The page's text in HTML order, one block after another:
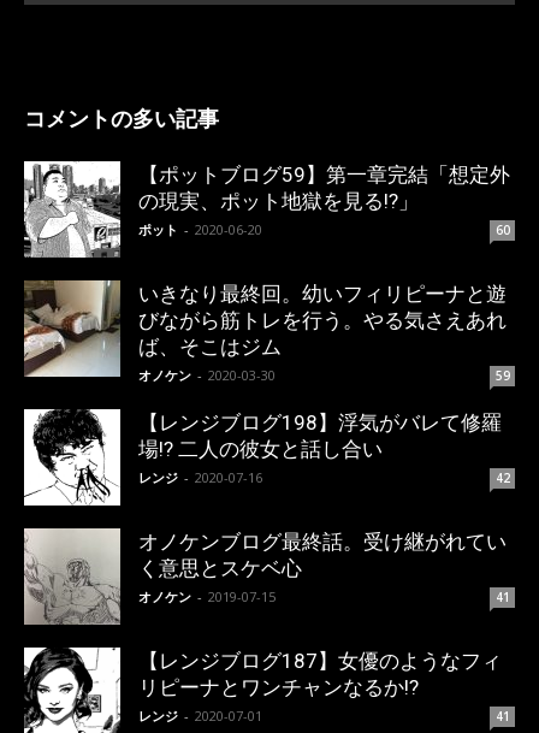
コメントの多い記事
【ポットブログ59】第一章完結「想定外
の現実、ポット地獄を見る!?」
ポット - 2020-06-20 60
いきなり最終回。幼いフィリピーナと遊
びながら筋トレを行う。やる気さえあれ
ば、そこはジム
オノケン - 2020-03-30 59
【レンジブログ198】浮気がバレて修羅
場!? 二人の彼女と話し合い
レンジ - 2020-07-16 42
オノケンブログ最終話。受け継がれてい
く意思とスケベ心
オノケン - 2019-07-15 41
【レンジブログ187】女優のようなフィ
リピーナとワンチャンなるか!?
レンジ - 2020-07-01 41